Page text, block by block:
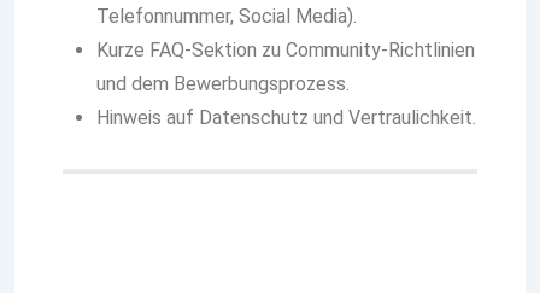
Telefonnummer, Social Media).
Kurze FAQ-Sektion zu Community-Richtlinien
und dem Bewerbungsprozess.
Hinweis auf Datenschutz und Vertraulichkeit.